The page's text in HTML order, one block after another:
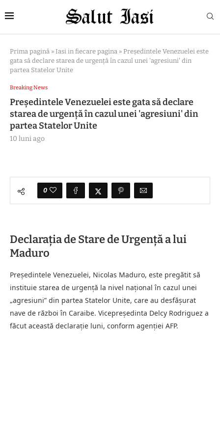
Prima pagină » Iasi in fiecare pagina » Președintele Venezuelei este
gata să declare starea de urgenţă în cazul unei 'agresiuni' din
partea Statelor Unite
Breaking News
Președintele Venezuelei este gata să declare
starea de urgenţă în cazul unei 'agresiuni' din
partea Statelor Unite
10 luni ago
0
Declarația de Stare de Urgență a lui
Maduro
Președintele Venezuelei, Nicolas Maduro, este pregătit să
instituie starea de urgență la nivel național în cazul unei
„agresiuni” din partea Statelor Unite, care au desfășurat
nave de război în Caraibe. Vicepreședinta Delcy Rodriguez a
făcut această declarație luni, conform agenției AFP.